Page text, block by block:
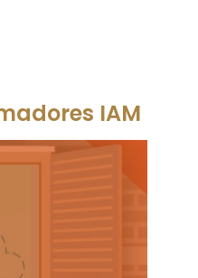
IAM